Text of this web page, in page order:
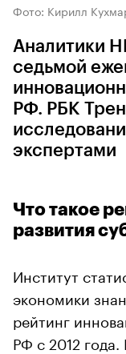
Фото: Кирилл
Аналитики
седьмой
РФ. РБК
экспертами
Что такое
развития
Институт
экономики
рейтинг
РФ с 2012 года.